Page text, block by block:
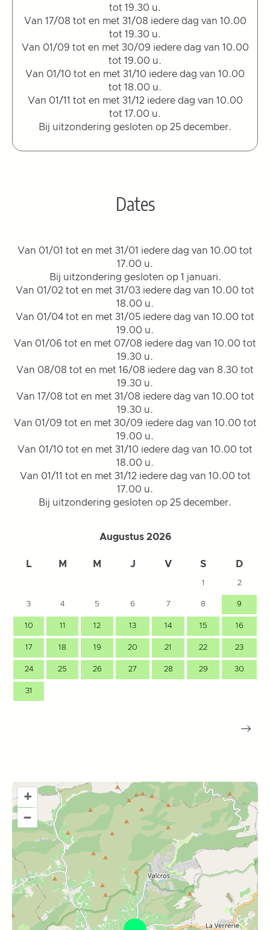
tot 19.30 u.
Van 17/08 tot en met 31/08 iedere dag van 10.00
tot 19.30 u.
Van 01/09 tot en met 30/09 iedere dag van 10.00
tot 19.00 u.
Van 01/10 tot en met 31/10 iedere dag van 10.00
tot 18.00 u.
Van 01/11 tot en met 31/12 iedere dag van 10.00
tot 17.00 u.
Bij uitzondering gesloten op 25 december.
Dates
Van 01/01 tot en met 31/01 iedere dag van 10.00 tot
17.00 u.
Bij uitzondering gesloten op 1 januari.
Van 01/02 tot en met 31/03 iedere dag van 10.00 tot
18.00 u.
Van 01/04 tot en met 31/05 iedere dag van 10.00 tot
19.00 u.
Van 01/06 tot en met 07/08 iedere dag van 10.00 tot
19.30 u.
Van 08/08 tot en met 16/08 iedere dag van 8.30 tot
19.30 u.
Van 17/08 tot en met 31/08 iedere dag van 10.00 tot
19.30 u.
Van 01/09 tot en met 30/09 iedere dag van 10.00 tot
19.00 u.
Van 01/10 tot en met 31/10 iedere dag van 10.00 tot
18.00 u.
Van 01/11 tot en met 31/12 iedere dag van 10.00 tot
17.00 u.
Bij uitzondering gesloten op 25 december.
Augustus 2026
L M M J V S D
1 2
3 4 5 6 7 8 9
10 11 12 13 14 15 16
17 18 19 20 21 22 23
24 25 26 27 28 29 30
31
+
–